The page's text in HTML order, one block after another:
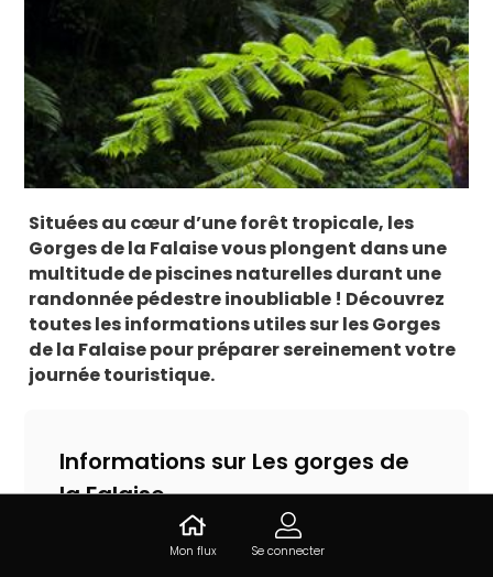
Situées au cœur d’une forêt tropicale, les
Gorges de la Falaise vous plongent dans une
multitude de piscines naturelles durant une
randonnée pédestre inoubliable ! Découvrez
toutes les informations utiles sur les Gorges
de la Falaise pour préparer sereinement votre
journée touristique.
Informations sur Les gorges de
la Falaise
Chem. de Semaine, 97216 Ajoupa-Bouillon,
Mon flux Se connecter